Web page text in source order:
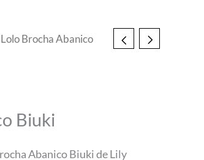
Brocha Abanico
Biuki
Abanico Biuki de Lily